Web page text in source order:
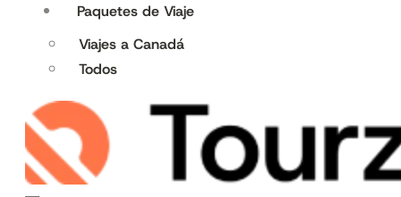
Paquetes de Viaje
Viajes a Canadá
Todos